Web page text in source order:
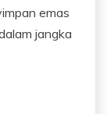
emas
jangka